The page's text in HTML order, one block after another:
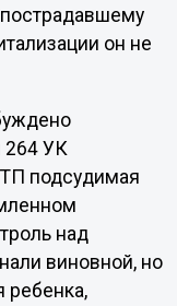
он не
264 УК
подсудимая
над
виновной, но
ребенка,